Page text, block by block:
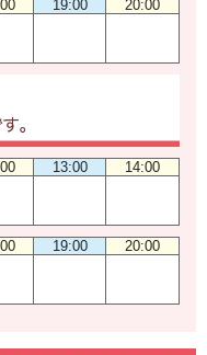
19:00 20:00
13:00 14:00
19:00 20:00